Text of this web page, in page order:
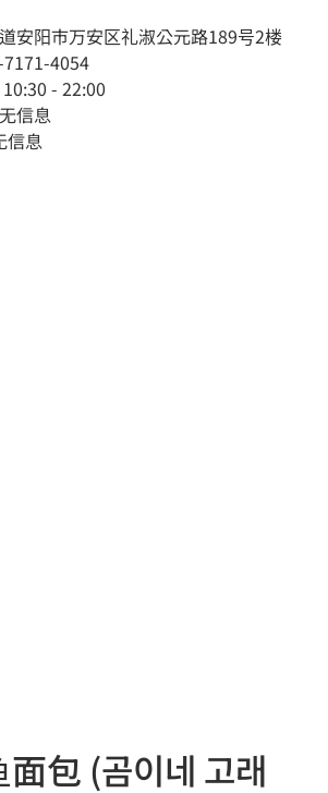
安阳市万安区礼淑公元路189号2楼
4054
- 22:00
信息
信息
包 (곰이네 고래